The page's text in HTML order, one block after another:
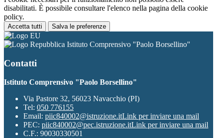
disabilitati. È possibile consultare l'elenco nella pagina della cookie
policy.
Accetta tutti Salva le preferenze
Istituto Comprensivo "Paolo Borsellino"
Contatti
Istituto Comprensivo "Paolo Borsellino"
Via Pastore 32, 56023 Navacchio (PI)
Tel: 050 776155
Email: piic840002@istruzione.itLink per inviare una mail
PEC: piic840002@pec.istruzione.itLink per inviare una mail
C.F.: 90030330501